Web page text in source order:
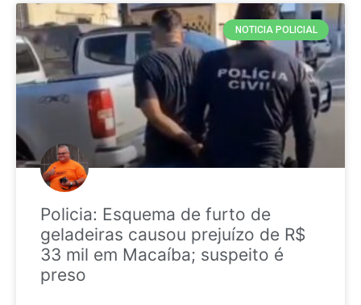
NOTICIA POLICIAL
Policia: Esquema de furto de
geladeiras causou prejuízo de R$
33 mil em Macaíba; suspeito é
preso